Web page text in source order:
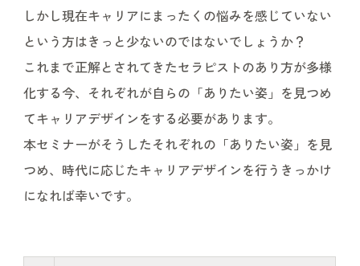
しかし現在キャリアにまったくの悩みを感じていない
という方はきっと少ないのではないでしょうか？
これまで正解とされてきたセラピストのあり方が多様
化する今、それぞれが自らの「ありたい姿」を見つめ
てキャリアデザインをする必要があります。
本セミナーがそうしたそれぞれの「ありたい姿」を見
つめ、時代に応じたキャリアデザインを行うきっかけ
になれば幸いです。